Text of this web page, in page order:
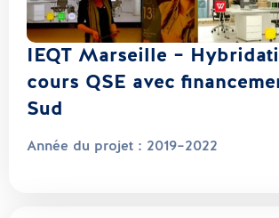
IEQT Marseille –
cours QSE avec
Sud
Année du projet : 2019–2022